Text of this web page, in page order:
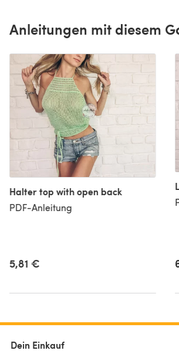
Anleitungen mit diesem
Halter top with open back
PDF-Anleitung
5,81 €
Dein Einkauf